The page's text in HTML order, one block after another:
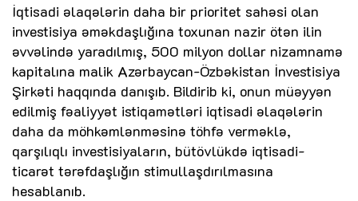
İqtisadi əlaqələrin daha bir prioritet sahəsi olan
investisiya əməkdaşlığına toxunan nazir ötən ilin
əvvəlində yaradılmış, 500 milyon dollar nizamnamə
kapitalına malik Azərbaycan-Özbəkistan İnvestisiya
Şirkəti haqqında danışıb. Bildirib ki, onun müəyyən
edilmiş fəaliyyət istiqamətləri iqtisadi əlaqələrin
daha da möhkəmlənməsinə töhfə verməklə,
qarşılıqlı investisiyaların, bütövlükdə iqtisadi-
ticarət tərəfdaşlığın stimullaşdırılmasına
hesablanıb.